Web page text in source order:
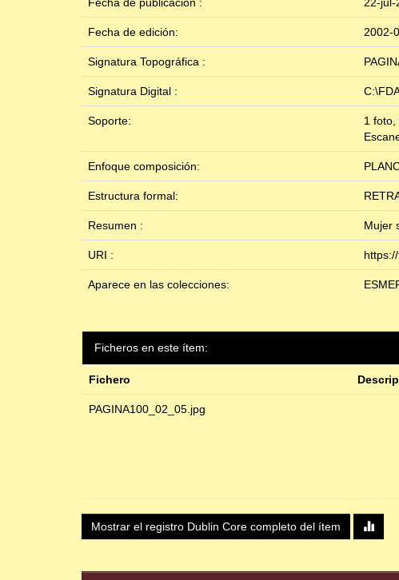
Fecha de publicación : 22-jul-
Fecha de edición: 2002-
Signatura Topográfica :
Signatura Digital :
Soporte:
1 foto,
Enfoque composición:
Estructura formal:
Resumen : Mujer
URI :
Aparece en las colecciones:
Ficheros en este ítem:
Fichero
PAGINA100_02_05.jpg
Mostrar el registro Dublin Core completo del ítem